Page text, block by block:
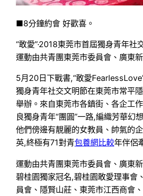
■8分鐘約會 好歡喜。
“敢愛”·2018東莞市首屆獨身青年社
運動由共青團東莞市委員會、廣東
5月20日下戰書,“敢愛
獨身青年社交文明節在東莞市常平
舉辦。來自東莞市各鎮街、各企工
良獨身青年“團圓”一路,編織芳華幻
他們傍邊有靚麗的女教員、帥氣的
英,終極有71對青包養網比較年伴侶
運動由共青團東莞市委員會、廣東
碧桂園獨家冠名,碧桂園敢愛理事會
員會、隱賢山莊、東莞市江西商會